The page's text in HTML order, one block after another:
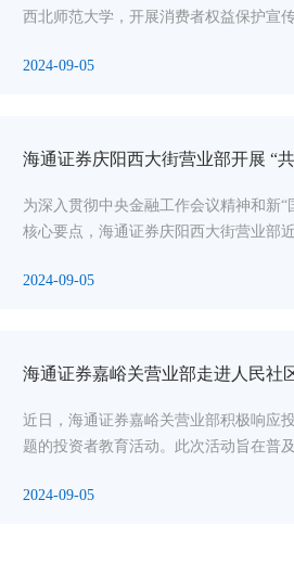
西北师范大学，开展消费者权益保护宣
2024-09-05
海通证券庆阳西大街营业部开展 “
为深入贯彻中央金融工作会议精神和新
核心要点，海通证券庆阳西大街营业部
2024-09-05
海通证券嘉峪关营业部走进人民社
近日，海通证券嘉峪关营业部积极响应
题的投资者教育活动。此次活动旨在普
2024-09-05